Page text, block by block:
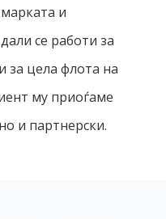
и
се работи за
за цела флота на
му приоѓаме
и партнерски.